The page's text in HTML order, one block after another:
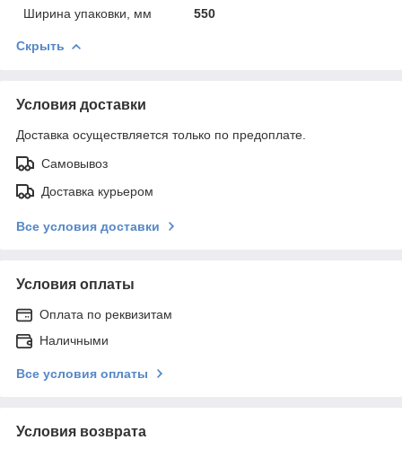
Ширина упаковки, мм 550
Скрыть
Условия доставки
Доставка осуществляется только по предоплате.
Самовывоз
Доставка курьером
Все условия доставки
Условия оплаты
Оплата по реквизитам
Наличными
Все условия оплаты
Условия возврата